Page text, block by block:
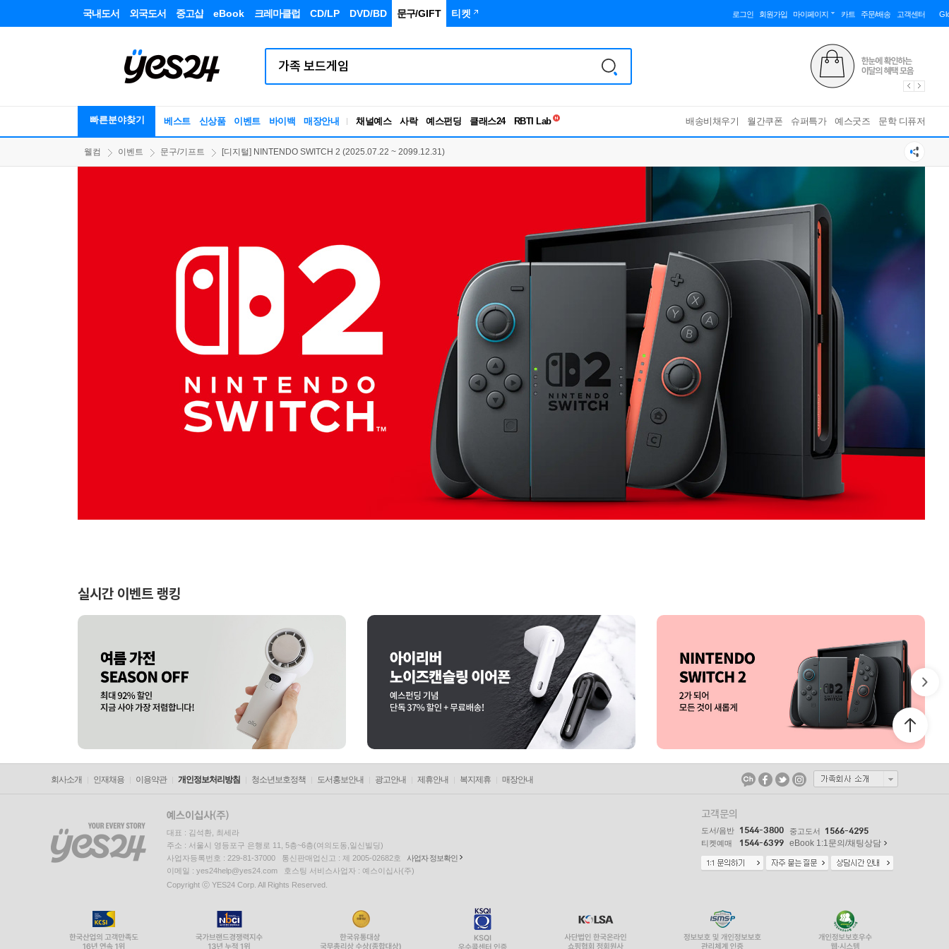
국내도서 외국도서 중고샵 eBook 크레마클럽 CD/LP DVD/BD 문구/GIFT 티켓 로그인 회원가입 마이페이지 카트 주문/배송 고객센터
빠른분야찾기 베스트 신상품 이벤트 바이백 매장안내 채널예스 사락 예스펀딩 클래스24
RBTI Lab
독서유형검사
배송비채우기 월간쿠폰 슈퍼특가 예스굿즈 문학 디퓨저
웰컴 이벤트 문구/기프트 [디지털] NINTENDO SWITCH 2 (2025.07.22 ~ 2099.12.31)
실시간 이벤트 랭킹
회사소개 인재채용 이용약관 개인정보처리방침 청소년보호정책 도서홍보안내 광고안내 제휴안내 복지제휴 매장안내
대표 : 김석환, 최세라
주소 : 서울시 영등포구 은행로 11, 5층~6층(여의도동,일신빌딩)
사업자등록번호 : 229-81-37000 통신판매업신고 : 제 2005-02682호
사업자 정보확인
이메일 : yes24help@yes24.com 호스팅 서비스사업자 : 예스이십사(주)
Copyright ⓒ YES24 Corp. All Rights Reserved.
고객문의
도서/음반 1544-3800 중고도서 1566-4295
티켓예매 1544-6399 eBook 1:1문의/채팅상담